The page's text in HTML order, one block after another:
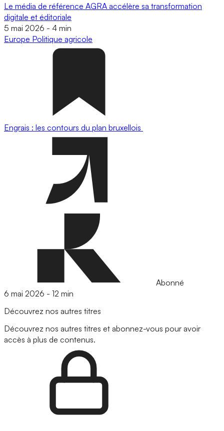
Le média de référence AGRA accélère sa transformation
digitale et éditoriale
5 mai 2026 - 4 min
Europe Politique agricole
Engrais : les contours du plan bruxellois
Abonné
6 mai 2026 - 12 min
Découvrez nos autres titres
Découvrez nos autres titres et abonnez-vous pour avoir
accès à plus de contenus.